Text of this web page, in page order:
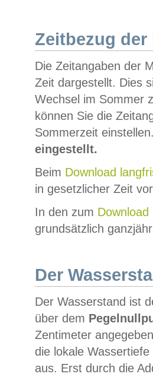
Zeitbezug der
Die Zeitangaben der
Zeit dargestellt. Dies
Wechsel im Sommer
können Sie die
Sommerzeit
eingestellt.
Beim Download
in gesetzlicher Zeit
In den zum Download
grundsätzlich
Der
Der Wasserstand ist
über dem
Zentimeter
die lokale
aus. Erst durch die